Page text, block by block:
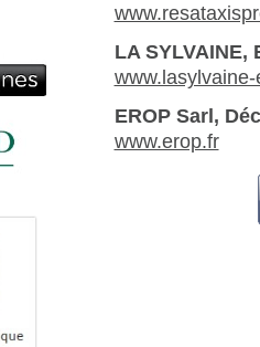
LA SYLVAINE,
EROP Sarl,
www.erop.fr